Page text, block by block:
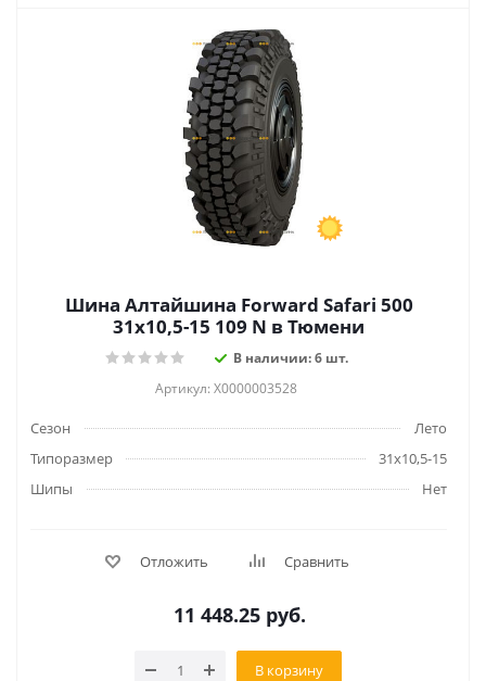
Шина Алтайшина Forward Safari 500
31x10,5-15 109 N в Тюмени
В наличии: 6 шт.
Артикул: Х0000003528
Сезон
Лето
Типоразмер
31x10,5-15
Шипы
Нет
Отложить Сравнить
11 448.25руб.
В корзину